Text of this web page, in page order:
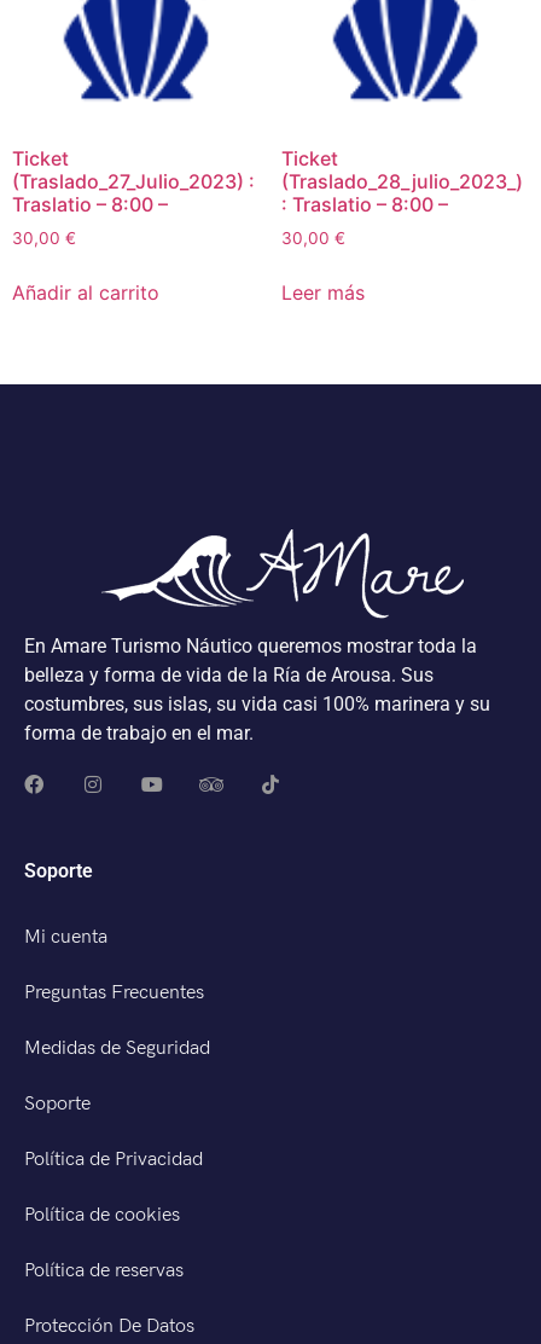
Ticket
(Traslado_27_Julio_2023) :
Traslatio – 8:00 –
30,00 €
Añadir al carrito
Ticket
(Traslado_28_julio_2023_)
: Traslatio – 8:00 –
30,00 €
Leer más
En Amare Turismo Náutico queremos mostrar toda la
belleza y forma de vida de la Ría de Arousa. Sus
costumbres, sus islas, su vida casi 100% marinera y su
forma de trabajo en el mar.
Soporte
Mi cuenta
Preguntas Frecuentes
Medidas de Seguridad
Soporte
Política de Privacidad
Política de cookies
Política de reservas
Protección De Datos